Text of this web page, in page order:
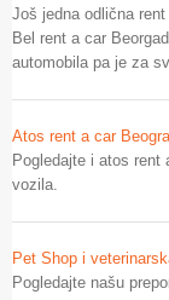
Još jedna odlična
Bel rent a car
automobila pa je za
Atos rent a car
Pogledajte i atos rent
vozila.
Pet Shop i
Pogledajte našu